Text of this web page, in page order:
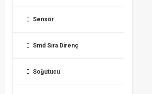
Sensör
Smd Sıra Direnç
Soğutucu